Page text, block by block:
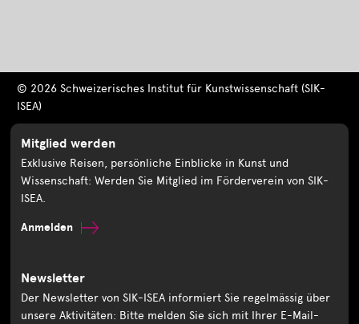
© 2026 Schweizerisches Institut für Kunstwissenschaft (SIK-
ISEA)
Mitglied werden
Exklusive Reisen, persönliche Einblicke in Kunst und
Wissenschaft: Werden Sie Mitglied im Förderverein von SIK-
ISEA.
Anmelden
Newsletter
Der Newsletter von SIK-ISEA informiert Sie regelmässig über
unsere Aktivitäten: Bitte melden Sie sich mit Ihrer E-Mail-